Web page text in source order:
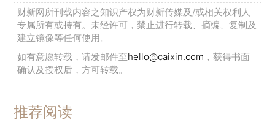
财新网所刊载内容之知识产权为财新传媒及/或相关权利人
专属所有或持有。未经许可，禁止进行转载、摘编、复制及
建立镜像等任何使用。
如有意愿转载，请发邮件至hello@caixin.com ，获得书面
确认及授权后，方可转载。
推荐阅读